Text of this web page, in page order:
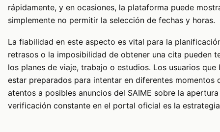
rápidamente, y en ocasiones, la plataforma puede
simplemente no permitir la selección de fechas y horas.
La fiabilidad en este aspecto es vital para la
retrasos o la imposibilidad de obtener una cita pueden
los planes de viaje, trabajo o estudios. Los usuarios
estar preparados para intentar en diferentes momentos
atentos a posibles anuncios del SAIME sobre la
verificación constante en el portal oficial es la